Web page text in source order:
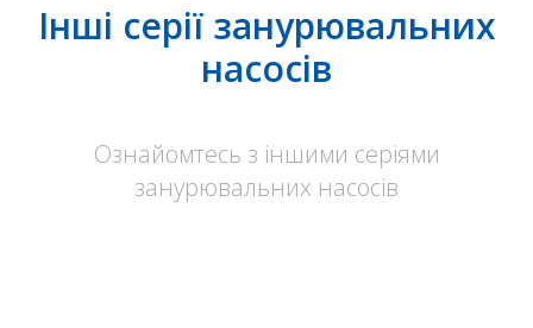
Інші серії занурювальних
насосів
Ознайомтесь з іншими серіями
занурювальних насосів